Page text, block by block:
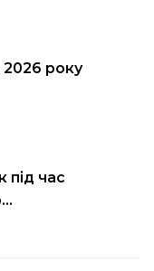
2026 року
під час